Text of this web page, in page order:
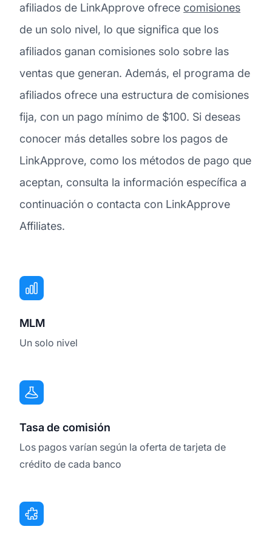
afiliados de LinkApprove ofrece comisiones
de un solo nivel, lo que significa que los
afiliados ganan comisiones solo sobre las
ventas que generan. Además, el programa de
afiliados ofrece una estructura de comisiones
fija, con un pago mínimo de $100. Si deseas
conocer más detalles sobre los pagos de
LinkApprove, como los métodos de pago que
aceptan, consulta la información específica a
continuación o contacta con LinkApprove
Affiliates.
MLM
Un solo nivel
Tasa de comisión
Los pagos varían según la oferta de tarjeta de
crédito de cada banco